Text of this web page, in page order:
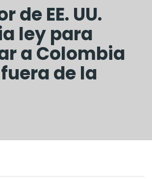
de EE. UU.
ley para
a Colombia
de la